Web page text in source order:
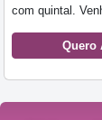
com quintal.
Quero